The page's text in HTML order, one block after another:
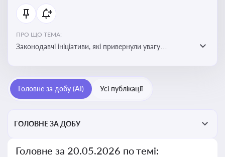
ПРО ЩО ТЕМА:
Законодавчі ініціативи, які привернули увагу
прийняття цих проектів пишуть в медіа. Які проекти
викликають найбільше критики
Головне за добу (AI) Усі публікації
ГОЛОВНЕ ЗА ДОБУ
Головне за 20.05.2026 по темі: